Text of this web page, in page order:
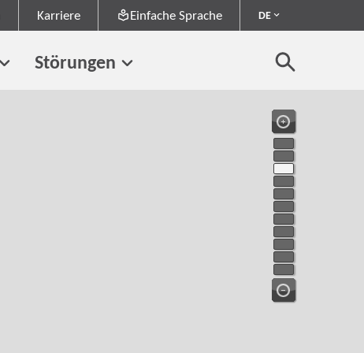
Karriere Einfache Sprache DE
Störungen